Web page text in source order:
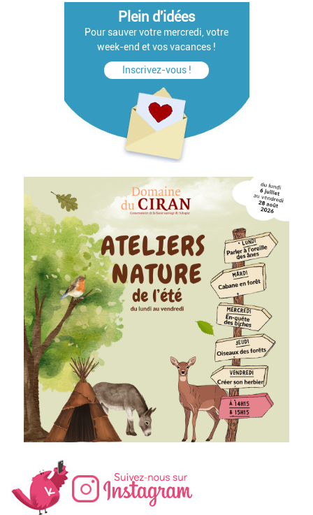
Plein d'idées
Pour sauver votre mercredi, votre
week-end et vos vacances !
Inscrivez-vous !